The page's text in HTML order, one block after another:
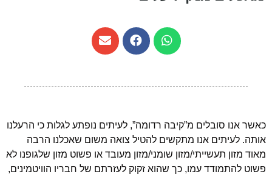
כאשר אנו סובלים מ”קיבה רדומה”, לעיתים נופתע לגלות כי הרעלנו
אותה. לעיתים אנו מתקשים להטיל צואה משום שאכלנו הרבה
מאוד מזון תעשייתי/מזון שומני/מזון מעובד או פשוט מזון שלגופנו לא
פשוט להתמודד עמו, כך שהוא זקוק לעזרתם של חבריו הוויטמינים,